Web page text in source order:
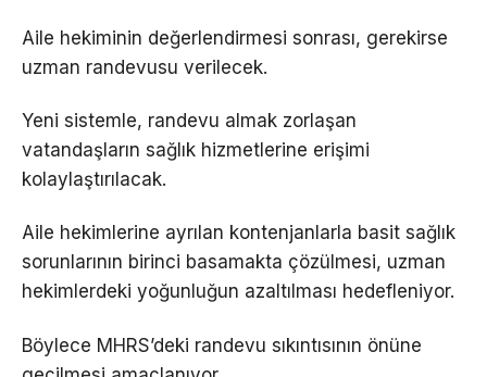
Aile hekiminin değerlendirmesi sonrası, gerekirse
uzman randevusu verilecek.
Yeni sistemle, randevu almak zorlaşan
vatandaşların sağlık hizmetlerine erişimi
kolaylaştırılacak.
Aile hekimlerine ayrılan kontenjanlarla basit sağlık
sorunlarının birinci basamakta çözülmesi, uzman
hekimlerdeki yoğunluğun azaltılması hedefleniyor.
Böylece MHRS’deki randevu sıkıntısının önüne